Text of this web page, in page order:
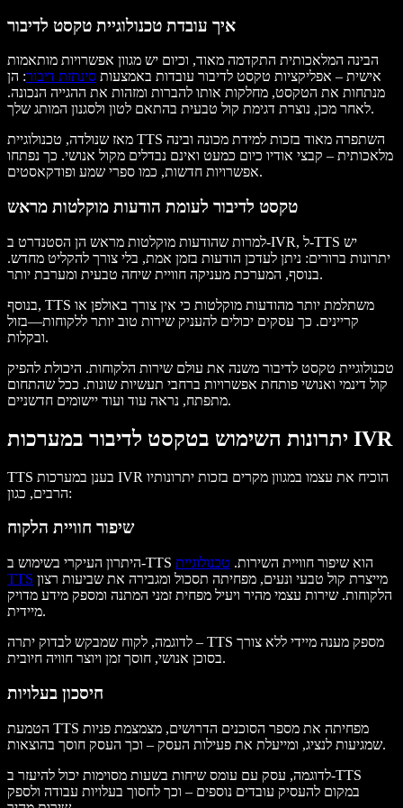
איך עובדת טכנולוגיית טקסט לדיבור
הבינה המלאכותית התקדמה מאוד, וכיום יש מגוון אפשרויות מותאמות
אישית – אפליקציות טקסט לדיבור עובדות באמצעות סינתזת דיבור: הן
מנתחות את הטקסט, מחלקות אותו להברות ומזהות את ההגייה הנכונה.
לאחר מכן, נוצרת דגימת קול טבעית בהתאם לטון ולסגנון המותג שלך.
מאז שנולדה, טכנולוגיית TTS השתפרה מאוד בזכות למידת מכונה ובינה
מלאכותית – קבצי אודיו כיום כמעט ואינם נבדלים מקול אנושי. כך נפתחו
אפשרויות חדשות, כמו ספרי שמע ופודקאסטים.
טקסט לדיבור לעומת הודעות מוקלטות מראש
למרות שהודעות מוקלטות מראש הן הסטנדרט ב-IVR, ל-TTS יש
יתרונות ברורים: ניתן לעדכן הודעות בזמן אמת, בלי צורך להקליט מחדש.
בנוסף, המערכת מעניקה חוויית שיחה טבעית ומערבת יותר.
בנוסף, TTS משתלמת יותר מהודעות מוקלטות כי אין צורך באולפן או
קריינים. כך עסקים יכולים להעניק שירות טוב יותר ללקוחות—בזול
ובקלות.
טכנולוגיית טקסט לדיבור משנה את עולם שירות הלקוחות. היכולת להפיק
קול דינמי ואנושי פותחת אפשרויות ברחבי תעשיות שונות. ככל שהתחום
מתפתח, נראה עוד ועוד יישומים חדשניים.
יתרונות השימוש בטקסט לדיבור במערכות IVR
TTS בענן במערכות IVR הוכיח את עצמו במגוון מקרים בזכות יתרונותיו
הרבים, כגון:
שיפור חוויית הלקוח
היתרון העיקרי בשימוש ב-TTS הוא שיפור חוויית השירות. טכנולוגיית
TTS
הלקוחות. שירות עצמי מהיר ויעיל מפחית זמני המתנה ומספק מידע מדויק
מיידית.
לדוגמה, לקוח שמבקש לבדוק יתרה – TTS מספק מענה מיידי ללא צורך
בסוכן אנושי, חוסך זמן ויוצר חוויה חיובית.
חיסכון בעלויות
הטמעת TTS מפחיתה את מספר הסוכנים הדרושים, מצמצמת פניות
שמגיעות לנציג, ומייעלת את פעילות העסק – וכך העסק חוסך בהוצאות.
לדוגמה, עסק עם עומס שיחות בשעות מסוימות יכול להיעזר ב-TTS
במקום להעסיק עובדים נוספים – וכך לחסוך בעלויות עבודה ולספק